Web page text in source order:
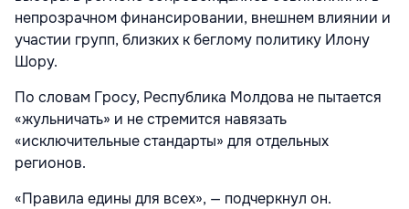
непрозрачном финансировании, внешнем влиянии и
участии групп, близких к беглому политику Илону
Шору.
По словам Гросу, Республика Молдова не пытается
«жульничать» и не стремится навязать
«исключительные стандарты» для отдельных
регионов.
«Правила едины для всех», — подчеркнул он.